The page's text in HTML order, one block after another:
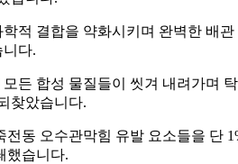
적 결합을 약화시키며 완벽한 배관
다.
든 합성 물질들이 씻겨 내려가며
찾았습니다.
동 오수관막힘 유발 요소들을 단
했습니다.